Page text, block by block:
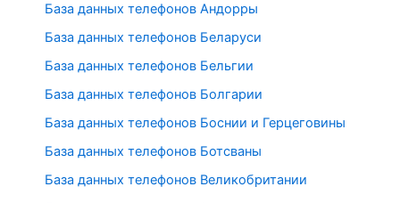
База данных телефонов Андорры
База данных телефонов Беларуси
База данных телефонов Бельгии
База данных телефонов Болгарии
База данных телефонов Боснии и Герцеговины
База данных телефонов Ботсваны
База данных телефонов Великобритании